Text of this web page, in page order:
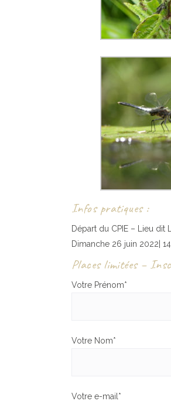
Infos pratiques :
Départ du CPIE – Lieu dit
Dimanche 26 juin 2022|
Places limitées –
Votre Prénom*
Votre Nom*
Votre e-mail*